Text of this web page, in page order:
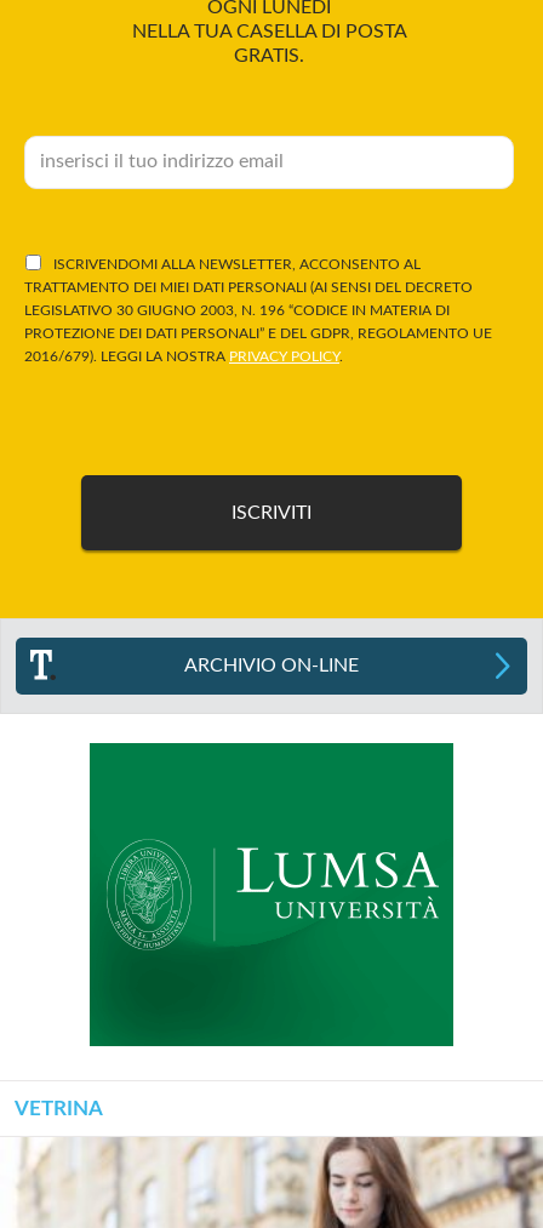
OGNI LUNEDÌ
NELLA TUA CASELLA DI POSTA
GRATIS.
ISCRIVENDOMI ALLA NEWSLETTER, ACCONSENTO AL
TRATTAMENTO DEI MIEI DATI PERSONALI (AI SENSI DEL DECRETO
LEGISLATIVO 30 GIUGNO 2003, N. 196 “CODICE IN MATERIA DI
PROTEZIONE DEI DATI PERSONALI” E DEL GDPR, REGOLAMENTO UE
2016/679). LEGGI LA NOSTRA PRIVACY POLICY.
ARCHIVIO ON-LINE
VETRINA